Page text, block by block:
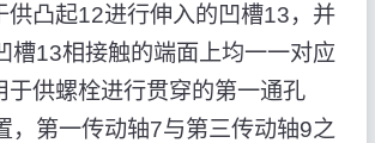
供凸起12进行伸入的凹槽13，并
槽13相接触的端面上均一一对应
于供螺栓进行贯穿的第一通孔
，第一传动轴7与第三传动轴9之